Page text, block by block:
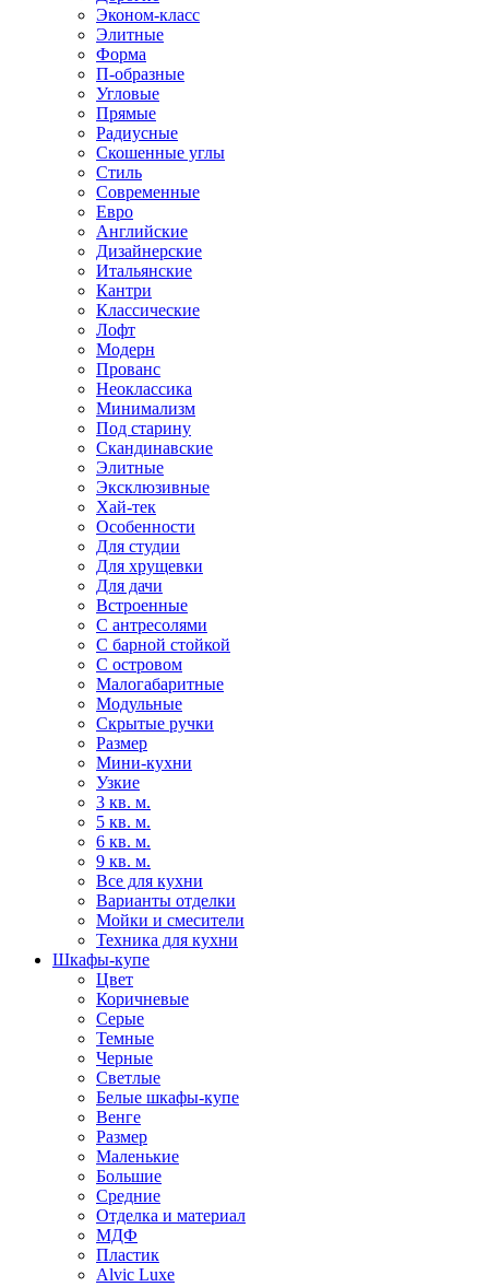
Эконом-класс
Элитные
Форма
П-образные
Угловые
Прямые
Радиусные
Скошенные углы
Стиль
Современные
Евро
Английские
Дизайнерские
Итальянские
Кантри
Классические
Лофт
Модерн
Прованс
Неоклассика
Минимализм
Под старину
Скандинавские
Элитные
Эксклюзивные
Хай-тек
Особенности
Для студии
Для хрущевки
Для дачи
Встроенные
С антресолями
С барной стойкой
С островом
Малогабаритные
Модульные
Скрытые ручки
Размер
Мини-кухни
Узкие
3 кв. м.
5 кв. м.
6 кв. м.
9 кв. м.
Все для кухни
Варианты отделки
Мойки и смесители
Техника для кухни
Шкафы-купе
Цвет
Коричневые
Серые
Темные
Черные
Светлые
Белые шкафы-купе
Венге
Размер
Маленькие
Большие
Средние
Отделка и материал
МДФ
Пластик
Alvic Luxe